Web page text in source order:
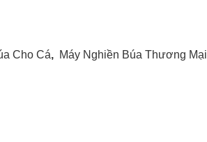
Cho Cá, Máy Nghiền Búa Thương Mại